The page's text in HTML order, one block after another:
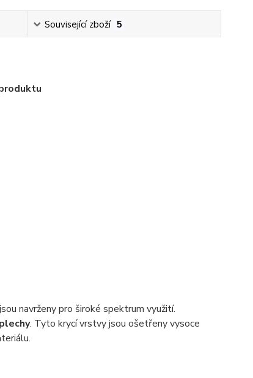
Související zboží 5
navrženy pro široké spektrum využití.
. Tyto krycí vrstvy jsou ošetřeny vysoce